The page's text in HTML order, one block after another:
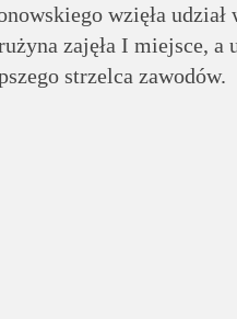
wzięła udział
zajęła I miejsce, a
strzelca zawodów.